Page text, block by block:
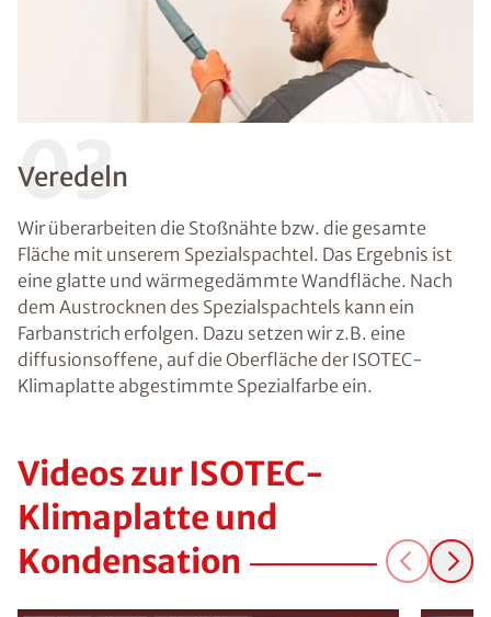
03
Veredeln
Wir überarbeiten die Stoßnähte bzw. die gesamte
Fläche mit unserem Spezialspachtel. Das Ergebnis ist
eine glatte und wärmegedämmte Wandfläche. Nach
dem Austrocknen des Spezialspachtels kann ein
Farbanstrich erfolgen. Dazu setzen wir z.B. eine
diffusionsoffene, auf die Oberfläche der ISOTEC-
Klimaplatte abgestimmte Spezialfarbe ein.
Videos zur ISOTEC-
Klimaplatte und
Kondensation